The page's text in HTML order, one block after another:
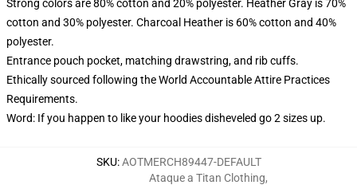
Strong colors are 80% cotton and 20% polyester. Heather Gray is 70%
cotton and 30% polyester. Charcoal Heather is 60% cotton and 40%
polyester.
Entrance pouch pocket, matching drawstring, and rib cuffs.
Ethically sourced following the World Accountable Attire Practices
Requirements.
Word: If you happen to like your hoodies disheveled go 2 sizes up.
SKU:AOTMERCH89447-DEFAULT
Ataque a Titan Clothing,